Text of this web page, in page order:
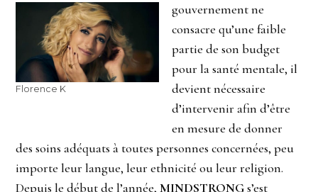
Florence K
gouvernement ne
consacre qu’une faible
partie de son budget
pour la santé mentale, il
devient nécessaire
d’intervenir afin d’être
en mesure de donner
des soins adéquats à toutes personnes concernées, peu
importe leur langue, leur ethnicité ou leur religion.
Depuis le début de l’année,MINDSTRONGs’est